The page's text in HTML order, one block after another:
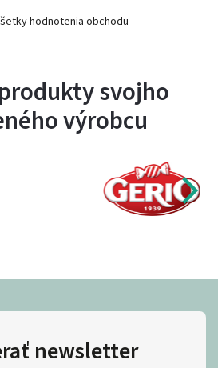
hodnotenia obchodu
svojho
výrobcu
newsletter